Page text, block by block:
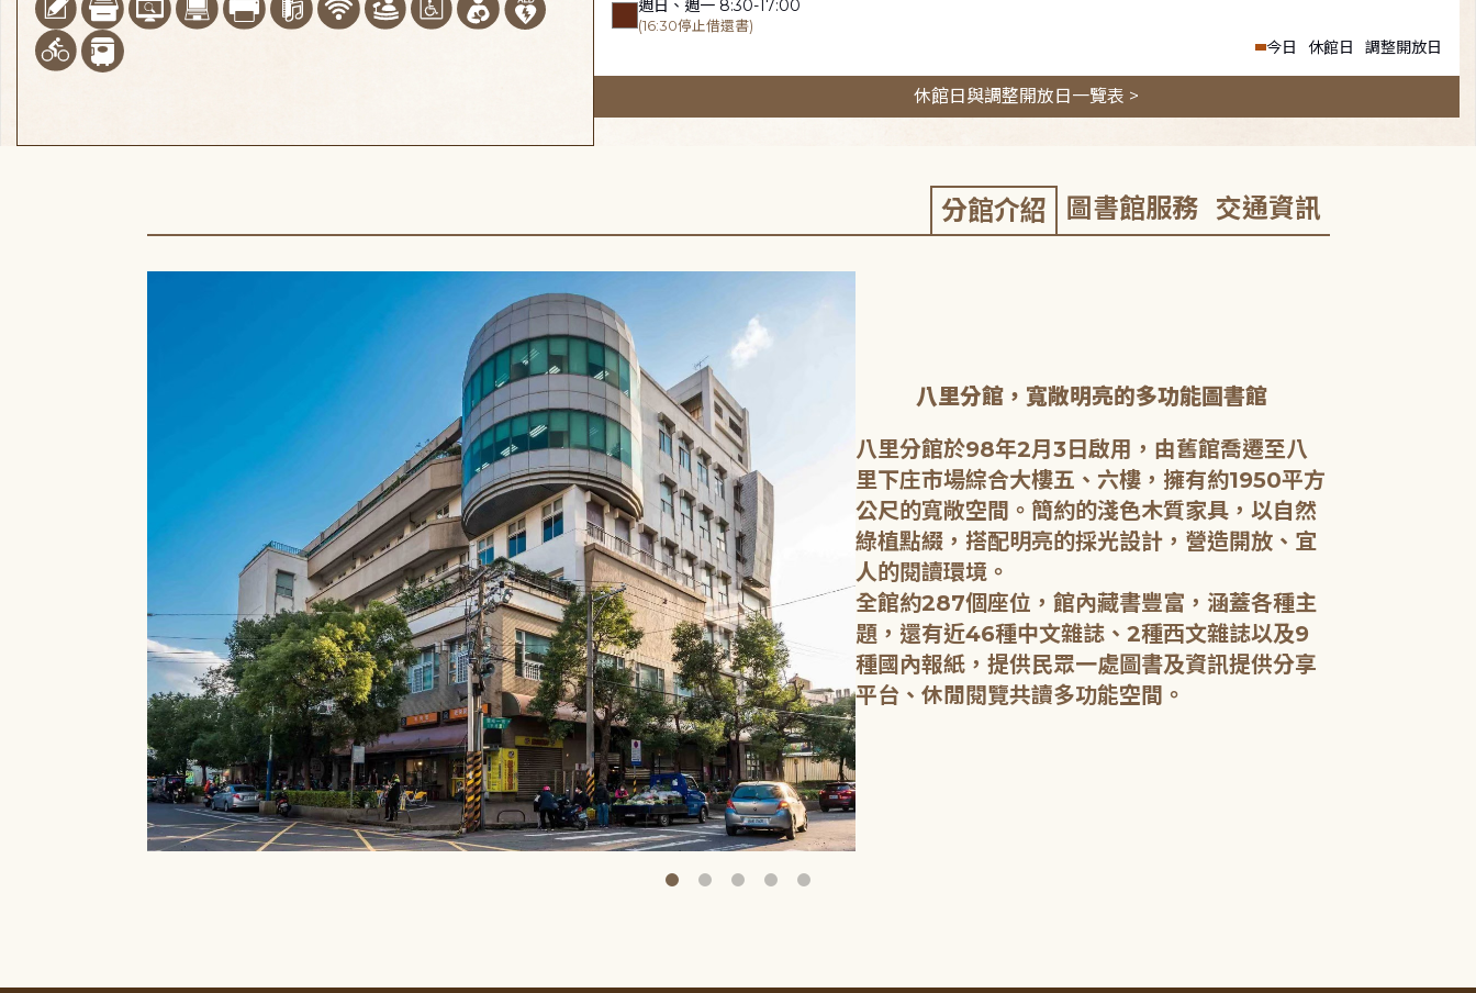
週日、週一 8:30-17:00
(16:30停止借還書)
今日 休館日 調整開放日
休館日與調整開放日一覽表 >
分館介紹 圖書館服務 交通資訊
八里分館，寬敞明亮的多功能圖書館
八里分館於98年2月3日啟用，由舊館喬遷至八
里下庄市場綜合大樓五、六樓，擁有約1950平方
公尺的寬敞空間。簡約的淺色木質家具，以自然
綠植點綴，搭配明亮的採光設計，營造開放、宜
人的閱讀環境。
全館約287個座位，館內藏書豐富，涵蓋各種主
題，還有近46種中文雜誌、2種西文雜誌以及9
種國內報紙，提供民眾一處圖書及資訊提供分享